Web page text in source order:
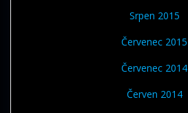
Srpen 2015
Červenec 2015
Červenec 2014
Červen 2014